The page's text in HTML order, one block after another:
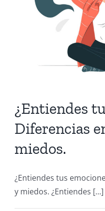
¿Entiendes
Diferencias
miedos.
¿Entiendes tus
y miedos. ¿Entiendes [...]